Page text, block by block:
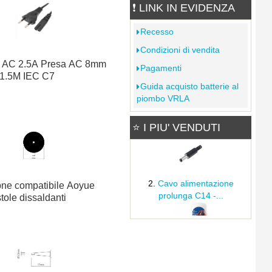
2.5A Presa AC 8mm
1.5M IEC C7
compatibile Aoyue
dissaldanti
F-202 Working Platform
Distributore pneumatico per
102.48€
6.23€
EF-350 250ml no-clean
3.39€
Mini tronchese 125mm
apertura a molla impugnatura
1.33€
❗ LINK IN EVIDENZA
Recesso
Condizioni di vendita
Pagamenti
Guida acquisto batterie al
piombo VRLA
⭐ I PIU' VENDUTI
Spinotto Alimentazione
d.5,5x2,5...
Cavo alimentazione
prolunga C14 -...